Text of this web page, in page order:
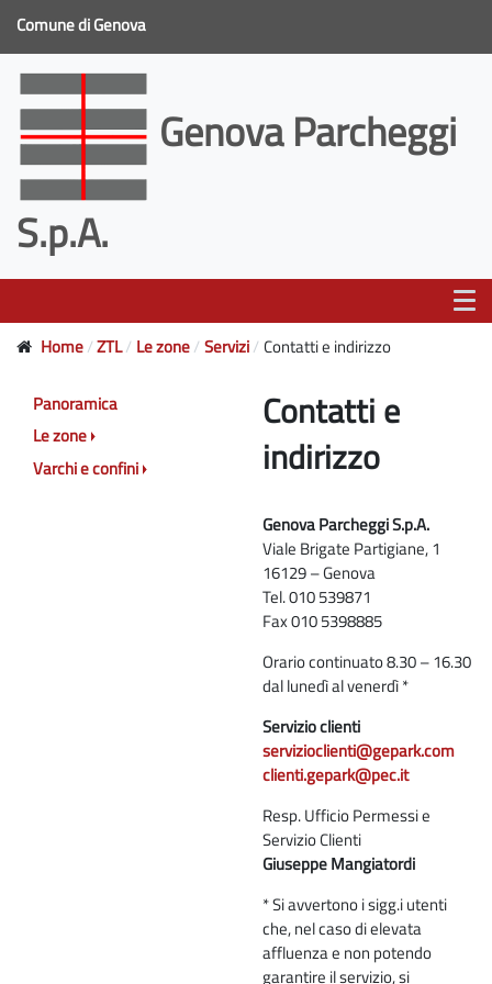
Comune di Genova
Genova Parcheggi
S.p.A.
Home ZTL Le zone Servizi Contatti e indirizzo
Contatti e
indirizzo
Genova Parcheggi S.p.A.
Viale Brigate Partigiane, 1
16129 – Genova
Tel. 010 539871
Fax 010 5398885
Orario continuato 8.30 – 16.30
dal lunedì al venerdì *
Servizio clienti
servizioclienti@gepark.com
clienti.gepark@pec.it
Resp. Ufficio Permessi e
Servizio Clienti
Giuseppe Mangiatordi
* Si avvertono i sigg.i utenti
che, nel caso di elevata
affluenza e non potendo
garantire il servizio, si
Panoramica
Le zone
Varchi e confini